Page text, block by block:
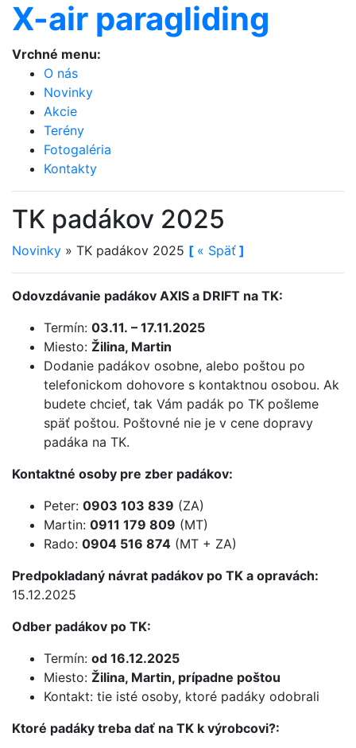
X-air paragliding
Vrchné menu:
O nás
Novinky
Akcie
Terény
Fotogaléria
Kontakty
TK padákov 2025
Novinky » TK padákov 2025 [ « Späť ]
Odovzdávanie padákov AXIS a DRIFT na TK:
Termín: 03.11. – 17.11.2025
Miesto: Žilina, Martin
Dodanie padákov osobne, alebo poštou po
telefonickom dohovore s kontaktnou osobou. Ak
budete chcieť, tak Vám padák po TK pošleme
späť poštou. Poštovné nie je v cene dopravy
padáka na TK.
Kontaktné osoby pre zber padákov:
Peter: 0903 103 839 (ZA)
Martin: 0911 179 809 (MT)
Rado: 0904 516 874 (MT + ZA)
Predpokladaný návrat padákov po TK a opravách:
15.12.2025
Odber padákov po TK:
Termín: od 16.12.2025
Miesto: Žilina, Martin, prípadne poštou
Kontakt: tie isté osoby, ktoré padáky odobrali
Ktoré padáky treba dať na TK k výrobcovi?: